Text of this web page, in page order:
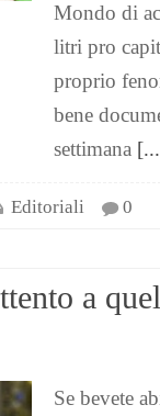
Mondo di
litri pro
proprio
bene
settimana
Editoriali 0
a
Se bevete